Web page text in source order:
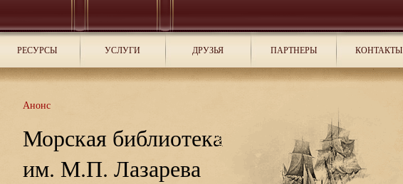
РЕСУРСЫ УСЛУГИ ДРУЗЬЯ ПАРТНЕРЫ КОНТАКТЫ
Анонс
Морская библиотека
им. М.П. Лазарева